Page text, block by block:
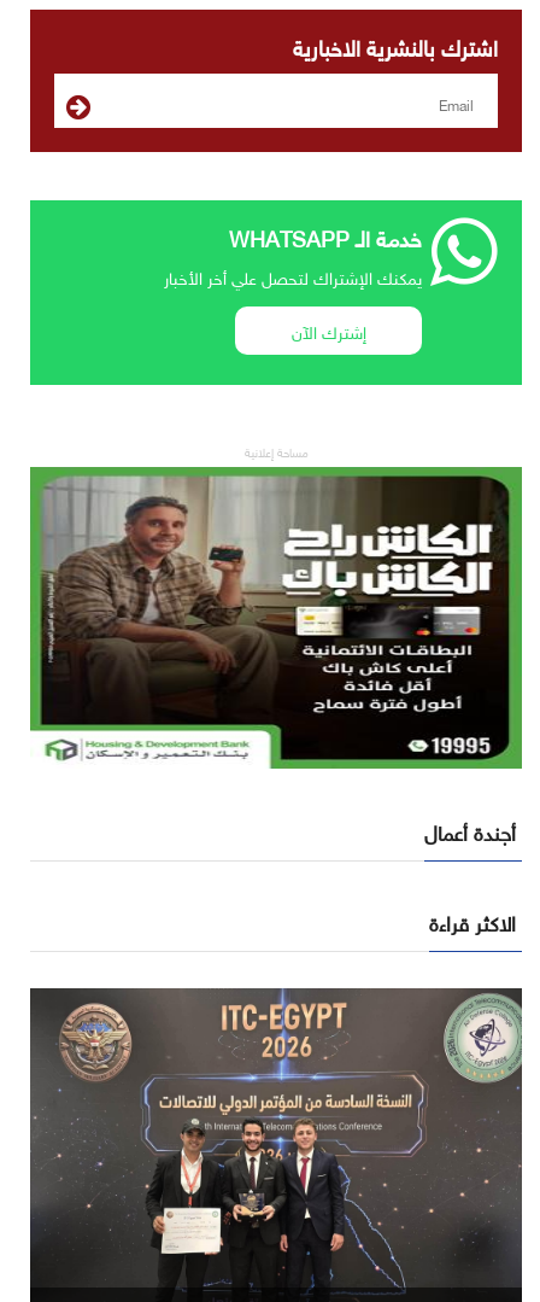
اشترك بالنشرية الاخبارية
خدمة الـ WHATSAPP
يمكنك الإشتراك لتحصل علي أخر الأخبار
إشترك الآن
مساحة إعلانية
أجندة أعمال
الاكثر قراءة